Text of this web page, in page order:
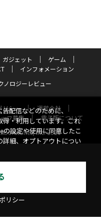
ガジェット
ゲーム
インフォメーション
ノロジーレビュー
リシー
運営会社
フ募集
電子版について
Inc. 2026
配信などのために、
・利用しています。これ
設定や使用に同意したこ
詳細、オプトアウトについ
リシー